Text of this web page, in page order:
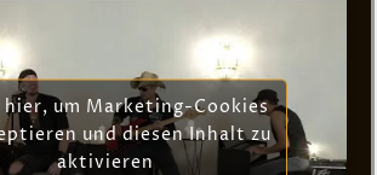
hier, um Marketing-Cookies
und diesen Inhalt zu
aktivieren